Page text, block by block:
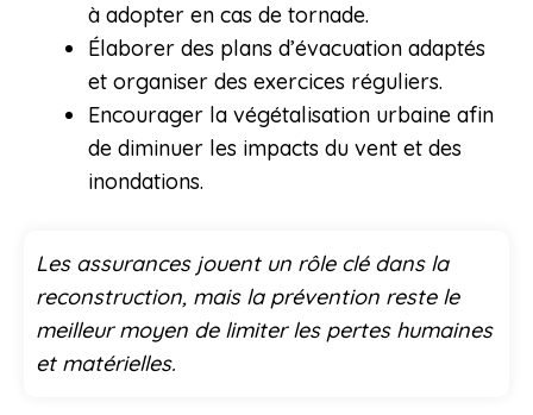
à adopter en cas de tornade.
Élaborer des plans d’évacuation adaptés
et organiser des exercices réguliers.
Encourager la végétalisation urbaine afin
de diminuer les impacts du vent et des
inondations.
Les assurances jouent un rôle clé dans la
reconstruction, mais la prévention reste le
meilleur moyen de limiter les pertes humaines
et matérielles.